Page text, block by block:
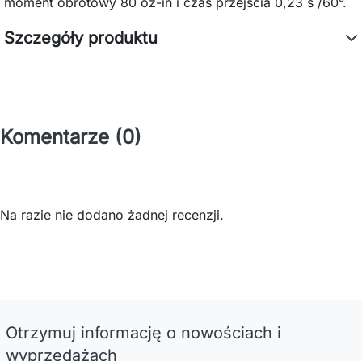
Szczegóły produktu
Komentarze (0)
Na razie nie dodano żadnej recenzji.
Otrzymuj informację o nowościach i
wyprzedażach